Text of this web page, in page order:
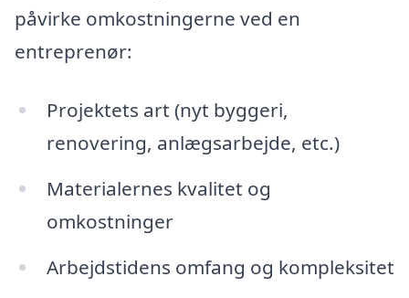
påvirke omkostningerne ved en
entreprenør:
Projektets art (nyt byggeri,
renovering, anlægsarbejde, etc.)
Materialernes kvalitet og
omkostninger
Arbejdstidens omfang og kompleksitet